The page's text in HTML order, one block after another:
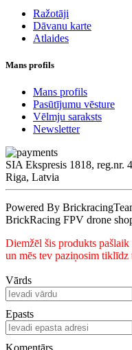
Ražotāji
Dāvanu karte
Atlaides
Mans profils
Mans profils
Pasūtījumu vēsture
Vēlmju saraksts
Newsletter
SIA Ekspresis 1818, reg.nr.
Riga, Latvia
Powered By
BrickRacing FPV drone
Diemžēl šis produkts pašlaik
un mēs tev paziņosim tiklīdz
Vārds
Epasts